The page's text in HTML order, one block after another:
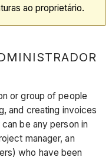
ao proprietário.
or group of people
and creating invoices
be any person in
manager, an
who have been